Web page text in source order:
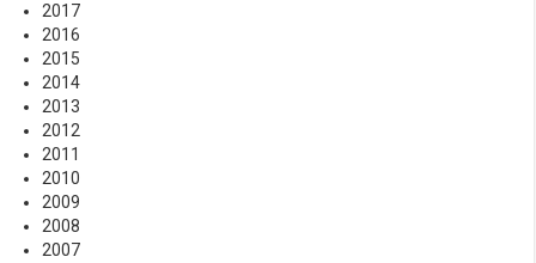
2017
2016
2015
2014
2013
2012
2011
2010
2009
2008
2007